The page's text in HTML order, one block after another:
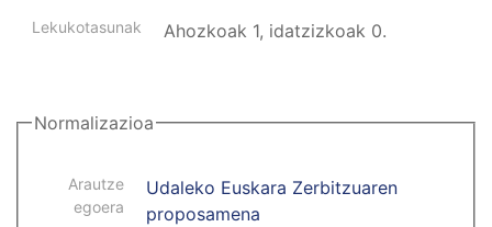
Lekukotasunak Ahozkoak 1, idatzizkoak 0.
Normalizazioa
Arautze
egoera
Udaleko Euskara Zerbitzuaren
proposamena